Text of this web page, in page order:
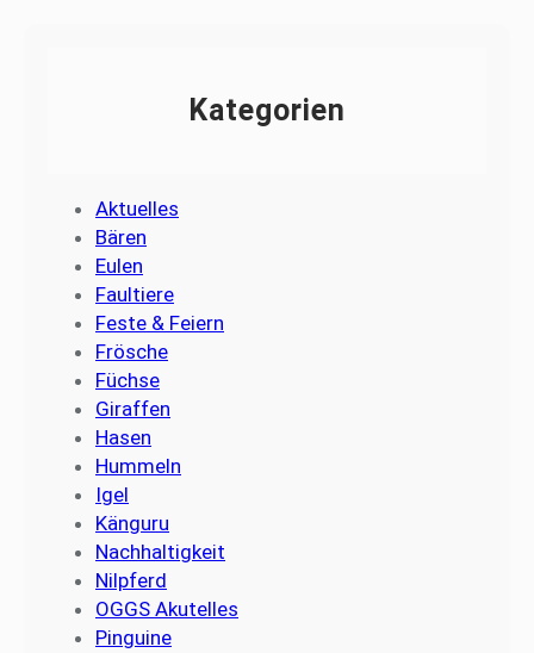
Kategorien
Aktuelles
Bären
Eulen
Faultiere
Feste & Feiern
Frösche
Füchse
Giraffen
Hasen
Hummeln
Igel
Känguru
Nachhaltigkeit
Nilpferd
OGGS Akutelles
Pinguine